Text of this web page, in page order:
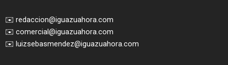
✉️ redaccion@iguazuahora.com
✉️ comercial@iguazuahora.com
✉️ luizsebasmendez@iguazuahora.com